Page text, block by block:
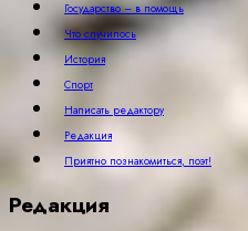
Государство – в помощь
Что случилось
История
Спорт
Написать редактору
Редакция
Приятно познакомиться, поэт!
Редакция